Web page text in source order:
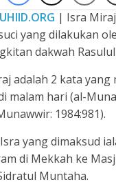
| Isra
yang dilakukan
dakwah
adalah 2 kata
malam hari (al-
1984:981).
yang dimaksud
di Mekkah ke
Muntaha.